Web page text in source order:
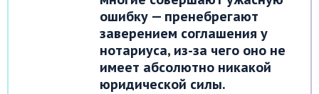
ошибку — пренебрегают
заверением соглашения у
нотариуса, из-за чего оно не
имеет абсолютно никакой
юридической силы.